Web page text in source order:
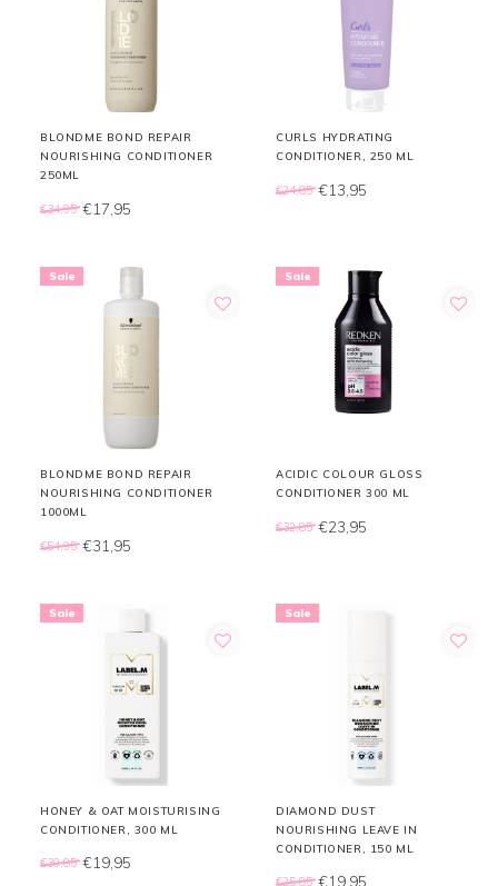
BLONDME BOND REPAIR
NOURISHING CONDITIONER
250ML
€34,95 €17,95
CURLS HYDRATING
CONDITIONER, 250 ML
€24,85 €13,95
Sale
BLONDME BOND REPAIR
NOURISHING CONDITIONER
1000ML
€54,95 €31,95
Sale
ACIDIC COLOUR GLOSS
CONDITIONER 300 ML
€32,85 €23,95
Sale
HONEY & OAT MOISTURISING
CONDITIONER, 300 ML
€30,85 €19,95
Sale
DIAMOND DUST
NOURISHING LEAVE IN
CONDITIONER, 150 ML
€25,85 €19,95